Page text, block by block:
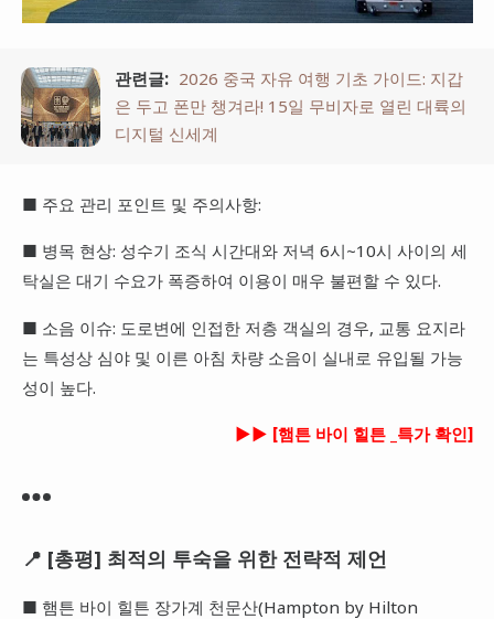
관련글: 2026 중국 자유 여행 기초 가이드: 지갑
은 두고 폰만 챙겨라! 15일 무비자로 열린 대륙의
디지털 신세계
■ 주요 관리 포인트 및 주의사항:
■ 병목 현상: 성수기 조식 시간대와 저녁 6시~10시 사이의 세
탁실은 대기 수요가 폭증하여 이용이 매우 불편할 수 있다.
■ 소음 이슈: 도로변에 인접한 저층 객실의 경우, 교통 요지라
는 특성상 심야 및 이른 아침 차량 소음이 실내로 유입될 가능
성이 높다.
►► [햄튼 바이 힐튼 _특가 확인]
📍 [총평] 최적의 투숙을 위한 전략적 제언
■ 햄튼 바이 힐튼 장가계 천문산(Hampton by Hilton